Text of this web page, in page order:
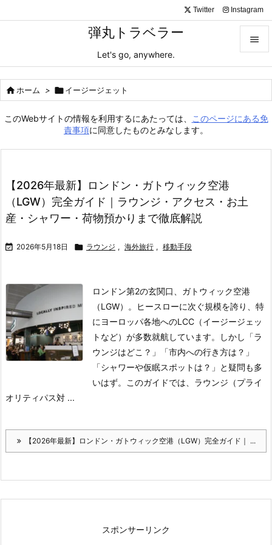
弾丸トラベラー
Let's go, anywhere.


メニュ

Twitter Instagram
ホーム > イージージェット
このWebサイトの情報を利用するにあたっては、
このページにある免
責事項に同意したものとみなします。
【2026年最新】ロンドン・ガトウィック空港
（LGW）完全ガイド｜ラウンジ・アクセス・お土
産・シャワー・荷物預かりまで徹底解説
 2026年5月18日  ラウンジ , 海外旅行 , 移動手段
ロンドン第2の玄関口、ガトウィック空港
（LGW）。ヒースローに次ぐ規模を誇り、特
にヨーロッパ各地へのLCC（イージージェッ
トなど）が多数就航しています。しかし「ラ
ウンジはどこ？」「市内への行き方は？」
「シャワーや仮眠スポットは？」と疑問も多
いはず。このガイドでは、ラウンジ（プライ
オリティパス対 ...
【2026年最新】ロンドン・ガトウィック空港（LGW）完全ガイド｜ ...
スポンサーリンク